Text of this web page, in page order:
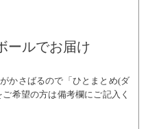
ールでお届け
かさばるので「ひとまとめ(ダ
ご希望の方は備考欄にご記入く